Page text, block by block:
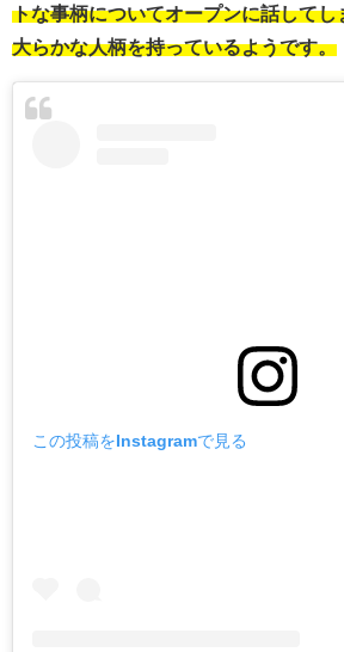
トな事柄についてオープンに話してし
大らかな人柄を持っているようです。
この投稿をInstagramで見る